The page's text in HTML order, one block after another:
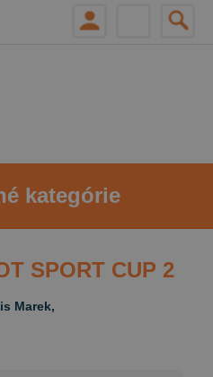
kategórie
SPORT CUP 2
Marek,